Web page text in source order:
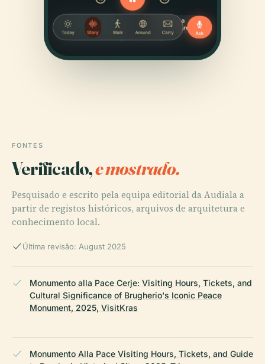
FONTES
Verificado,e mostrado.
Pesquisado e escrito pela equipa editorial da Audiala a
partir de registos históricos, arquivos de arquitetura e
conhecimento local.
Última revisão: August 2025
Monumento alla Pace Cerje: Visiting Hours, Tickets, and
Cultural Significance of Brugherio's Iconic Peace
Monument, 2025, VisitKras
Monumento Alla Pace Visiting Hours, Tickets, and Guide